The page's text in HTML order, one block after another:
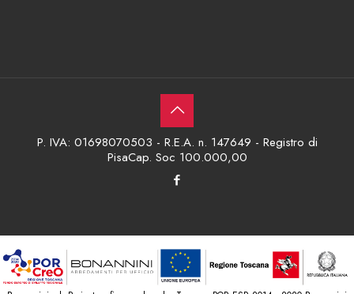
P. IVA: 01698070503 - R.E.A. n. 147649 - Registro di
PisaCap. Soc 100.000,00